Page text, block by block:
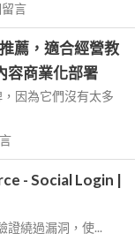
言
薦，適合經營教
容商業化部署
因為它們沒有太多
- Social Login |
證繞過漏洞，使...